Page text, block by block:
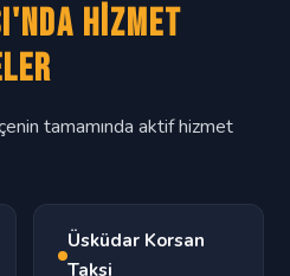
Hizmet
tamamında aktif hizmet
Üsküdar Korsan
Taksi